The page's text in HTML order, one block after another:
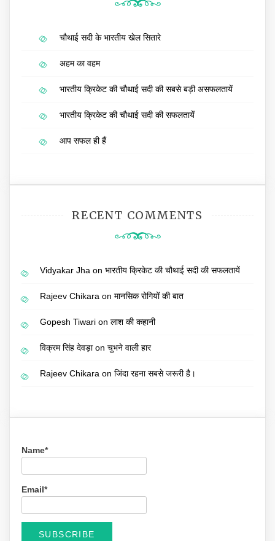
चौथाई सदी के भारतीय खेल सितारे
अहम का वहम
भारतीय क्रिकेट की चौथाई सदी की सबसे बड़ी असफलतायें
भारतीय क्रिकेट की चौथाई सदी की सफलतायें
आप सफल ही हैं
RECENT COMMENTS
Vidyakar Jha on भारतीय क्रिकेट की चौथाई सदी की सफलतायें
Rajeev Chikara on मानसिक रोगियों की बात
Gopesh Tiwari on लाश की कहानी
विक्रम सिंह देवड़ाon चुभने वाली हार
Rajeev Chikara on जिंदा रहना सबसे जरूरी है।
Name*
Email*